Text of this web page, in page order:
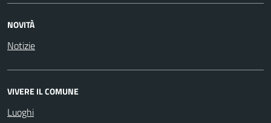
NOVITÀ
Notizie
VIVERE IL COMUNE
Luoghi